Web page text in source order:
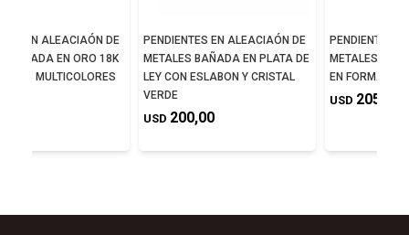
EN ALEACIAÓN DE
BAÑADA EN ORO 18K
MULTICOLORES
PENDIENTES EN ALEACIAÓN DE
METALES BAÑADA EN PLATA DE
LEY CON ESLABON Y CRISTAL
VERDE
USD 200,00
PENDIENTES
METALES
EN FORMA DE
USD 205,00